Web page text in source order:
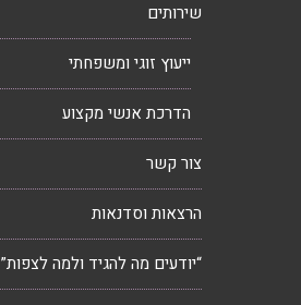
שירותים
ייעוץ זוגי ומשפחתי
הדרכת אנשי מקצוע
צור קשר
הרצאות וסדנאות
“יודעים מה להגיד ולמה לצפות”